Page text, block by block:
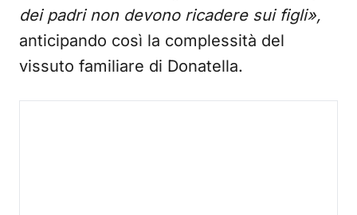
dei padri non devono ricadere sui figli»,
anticipando così la complessità del
vissuto familiare di Donatella.